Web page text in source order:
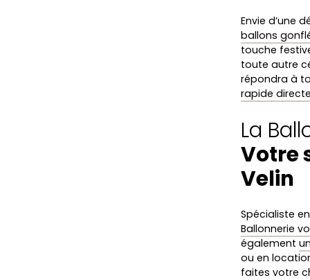
Envie d’une
ballons
touche
toute autre
répondra à
rapide
La
Votre
Velin
Spécialiste
Ballonnerie
également
ou en
faites votre